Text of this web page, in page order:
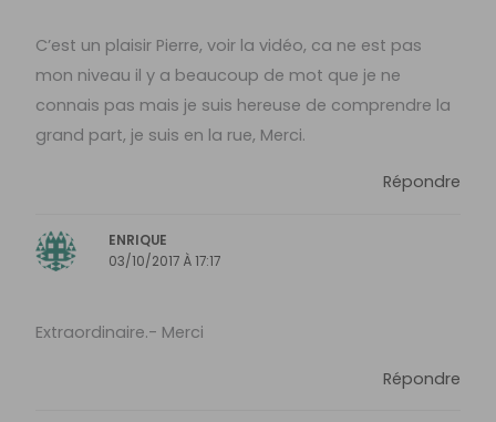
C’est un plaisir Pierre, voir la vidéo, ca ne est pas
mon niveau il y a beaucoup de mot que je ne
connais pas mais je suis hereuse de comprendre la
grand part, je suis en la rue, Merci.
Répondre
ENRIQUE
03/10/2017 À 17:17
Extraordinaire.- Merci
Répondre